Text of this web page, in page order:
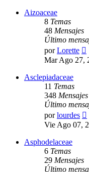
Aizoaceae
8 Temas
48 Mensajes
Último
porLorette
Mar Ago 27,
Asclepiadaceae
11 Temas
348 Mensajes
Último
porlourdes
Vie Ago 07,
Asphodelaceae
6 Temas
29 Mensajes
Último